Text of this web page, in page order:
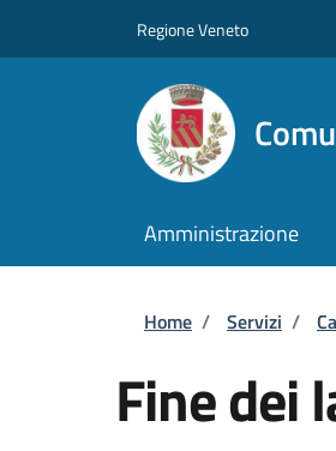
Regione Veneto
Amministrazione
Briciole
Home / Servizi /
Fine dei